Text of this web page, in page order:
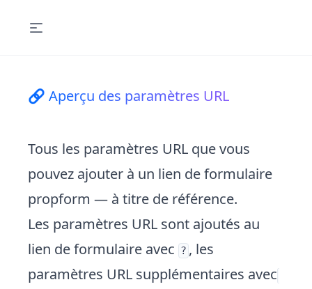
🔗 Aperçu des paramètres URL
Tous les paramètres URL que vous
pouvez ajouter à un lien de formulaire
propform — à titre de référence.
Les paramètres URL sont ajoutés au
lien de formulaire avec ? , les
paramètres URL supplémentaires avec